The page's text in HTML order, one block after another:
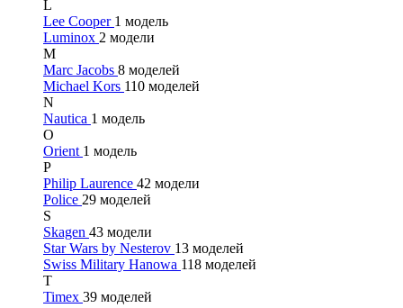
L
Lee Cooper 1 модель
Luminox 2 модели
M
Marc Jacobs 8 моделей
Michael Kors 110 моделей
N
Nautica 1 модель
O
Orient 1 модель
P
Philip Laurence 42 модели
Police 29 моделей
S
Skagen 43 модели
Star Wars by Nesterov 13 моделей
Swiss Military Hanowa 118 моделей
T
Timex 39 моделей